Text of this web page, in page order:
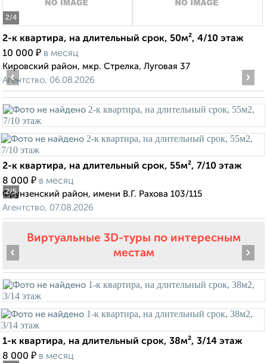
2/4
2-к квартира, на длительный срок, 50м², 4/10 этаж
10 000 ₽ в месяц
Кировский район, мкр. Стрелка, Луговая 37
Агентство, 06.08.2026
2/5
‹ ›
2-к квартира, на длительный срок, 55м², 7/10 этаж
8 000 ₽ в месяц
Фрунзенский район, имени В.Г. Рахова 103/115
Агентство, 07.08.2026
Виртуальные 3D-туры по интересным
местам
‹ ›
1-к квартира, на длительный срок, 38м², 3/14 этаж
8 000 ₽ в месяц